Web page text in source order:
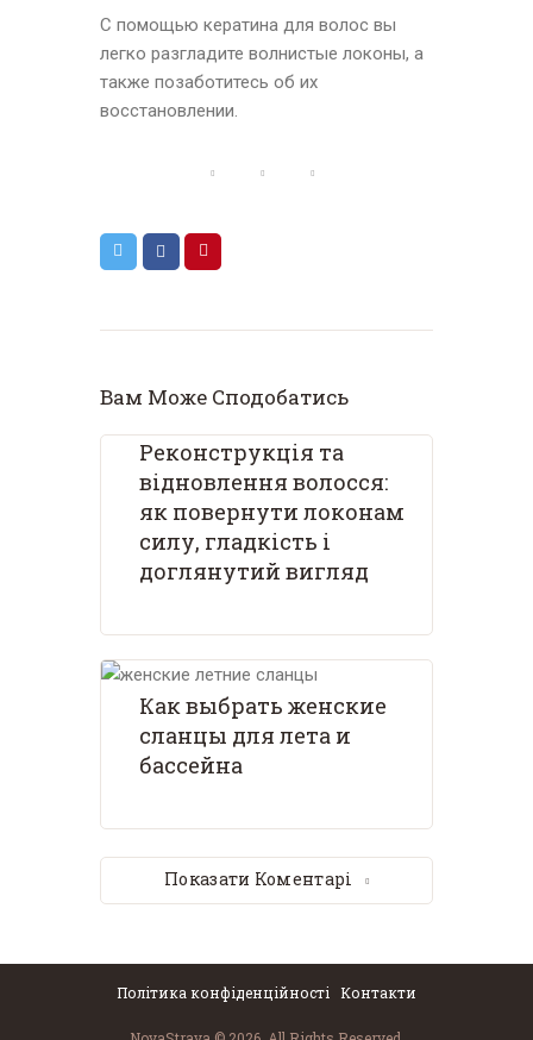
С помощью кератина для волос вы
легко разгладите волнистые локоны, а
также позаботитесь об их
восстановлении.
Вам Може Сподобатись
Реконструкція та
відновлення волосся:
як повернути локонам
силу, гладкість і
доглянутий вигляд
Как выбрать женские
сланцы для лета и
бассейна
Показати Коментарі
Політика конфіденційності Контакти